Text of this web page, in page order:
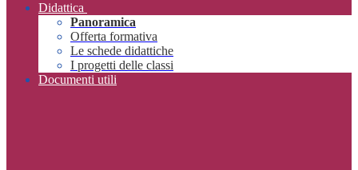
Didattica
Panoramica
Offerta formativa
Le schede didattiche
I progetti delle classi
Documenti utili